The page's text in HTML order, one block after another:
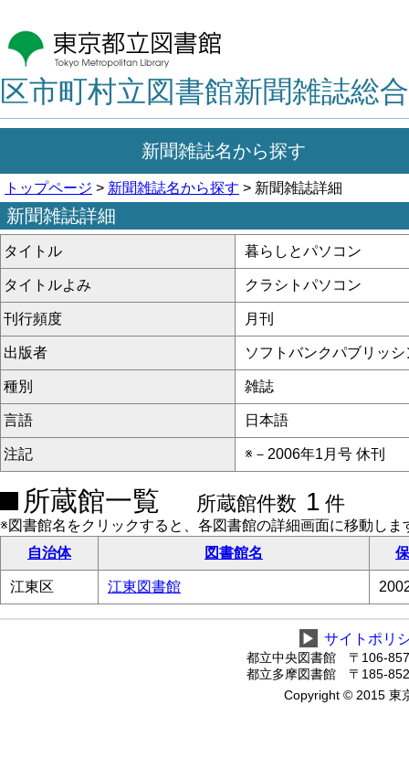
区市町村立図書館新聞雑誌総
新聞雑誌名から探す
トップページ > 新聞雑誌名から探す > 新聞雑誌詳細
新聞雑誌詳細
タイトル 暮らしとパソコン
タイトルよみ クラシトパソコン
刊行頻度 月刊
出版者 ソフトバンクパブリッシ
種別 雑誌
言語 日本語
注記 ※－2006年1月号 休刊
所蔵館一覧 所蔵館件数 1 件
※図書館名をクリックすると、各図書館の詳細画面に移動しま
自治体
図書館名
江東区 江東図書館
▶ サイトポリ
都立中央図書館 〒106-
都立多摩図書館 〒185-
Copyright © 2015 東